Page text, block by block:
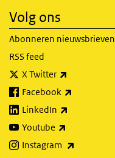
Volg ons
Abonneren nieuwsbrieven
RSS feed
X Twitter
Facebook
LinkedIn
Youtube
Instagram